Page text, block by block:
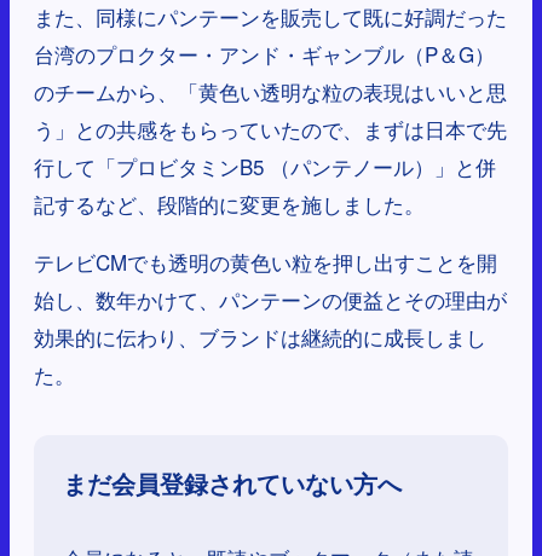
また、同様にパンテーンを販売して既に好調だった
台湾のプロクター・アンド・ギャンブル（P＆G）
のチームから、「黄色い透明な粒の表現はいいと思
う」との共感をもらっていたので、まずは日本で先
行して「プロビタミンB5 （パンテノール）」と併
記するなど、段階的に変更を施しました。
テレビCMでも透明の黄色い粒を押し出すことを開
始し、数年かけて、パンテーンの便益とその理由が
効果的に伝わり、ブランドは継続的に成長しまし
た。
まだ会員登録されていない方へ